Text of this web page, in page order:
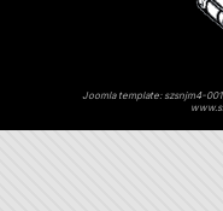
Joomla template: szsnjm4-